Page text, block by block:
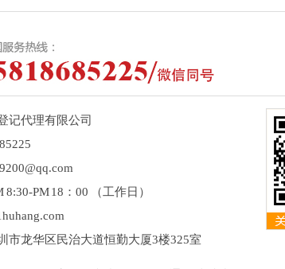
记代理有限公司
PM 18：00 （工作日）
市龙华区民治大道恒勤大厦3楼325室